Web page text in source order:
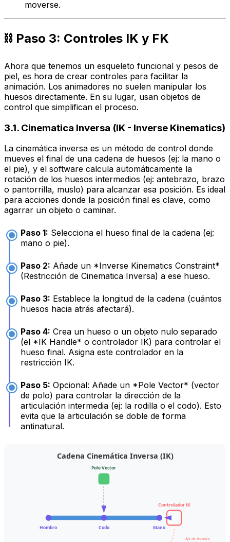
moverse.
⛓️ Paso 3: Controles IK y FK
Ahora que tenemos un esqueleto funcional y pesos de
piel, es hora de crear controles para facilitar la
animación. Los animadores no suelen manipular los
huesos directamente. En su lugar, usan objetos de
control que simplifican el proceso.
3.1. Cinematica Inversa (IK - Inverse Kinematics)
La cinemática inversa es un método de control donde
mueves el final de una cadena de huesos (ej: la mano o
el pie), y el software calcula automáticamente la
rotación de los huesos intermedios (ej: antebrazo, brazo
o pantorrilla, muslo) para alcanzar esa posición. Es ideal
para acciones donde la posición final es clave, como
agarrar un objeto o caminar.
Paso 1: Selecciona el hueso final de la cadena (ej:
mano o pie).
Paso 2: Añade un *Inverse Kinematics Constraint*
(Restricción de Cinematica Inversa) a ese hueso.
Paso 3: Establece la longitud de la cadena (cuántos
huesos hacia atrás afectará).
Paso 4: Crea un hueso o un objeto nulo separado
(el *IK Handle* o controlador IK) para controlar el
hueso final. Asigna este controlador en la
restricción IK.
Paso 5: Opcional: Añade un *Pole Vector* (vector
de polo) para controlar la dirección de la
articulación intermedia (ej: la rodilla o el codo). Esto
evita que la articulación se doble de forma
antinatural.
Cadena Cinemática Inversa (IK)
Hombro Codo Mano
Pole Vector
Controlador IK
Eje de Arrastre